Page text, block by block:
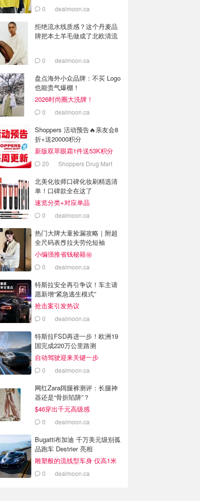
0 dealmoon.ca
拒绝流水线质感？这个丹麦品
牌把本土羊毛做成了北欧清流
0 dealmoon.ca
盘点海外小众品牌：不买 Logo
也能贵气爆棚！
2026时尚圈大洗牌！
0 dealmoon.ca
Shoppers 活动预告🔥亲友会8
折+送20000积分
新版双萃眼霜1件送53K积分
20 Shoppers Drug Mart
北美化妆师口碑化妆刷精选清
单！口碑款全在这了
速览分类+对应单品
0 dealmoon.ca
热门大牌大童捡漏攻略｜附超
全尺码表📕拉夫劳伦短袖
$26.99
小编强推省钱秘籍㊙️
0 dealmoon.ca
特斯拉安全再引争议！车主请
愿新增“紧急逃生模式”
抢击案引发热议
0 dealmoon.ca
特斯拉FSD再进一步！欧洲19
国完成220万公里路测
自动驾驶迎来关键一步
0 dealmoon.ca
网红Zara阔腿裤测评：长腿神
器还是“骨折陷阱”？
$46穿出千元高级感
0 dealmoon.ca
Bugatti布加迪 千万美元级别孤
品跑车 Destrier 亮相
雕塑般的流线型车身 仅高1米
0 dealmoon.ca